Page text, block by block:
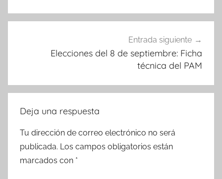
Entrada siguiente
Elecciones del 8 de septiembre: Ficha
técnica del PAM
Deja una respuesta
Tu dirección de correo electrónico no será
publicada. Los campos obligatorios están
marcados con *